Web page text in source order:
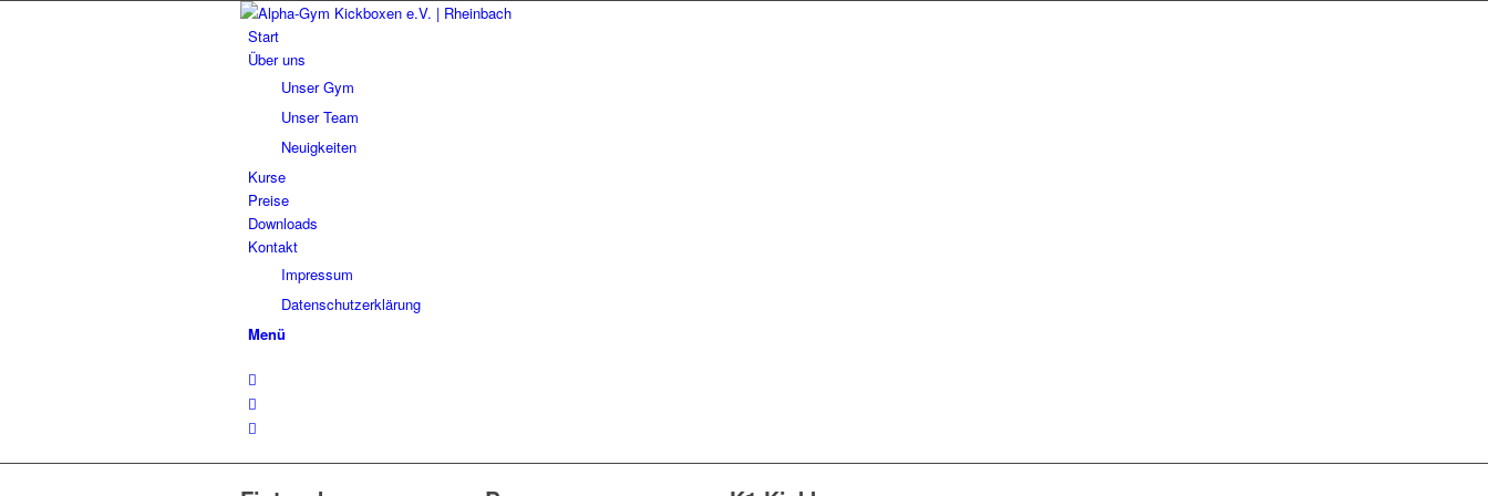
Start
Über uns
Unser Gym
Unser Team
Neuigkeiten
Kurse
Preise
Downloads
Kontakt
Impressum
Datenschutzerklärung
Menü